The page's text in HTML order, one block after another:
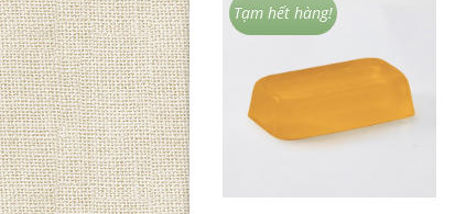
Tạm hết hàng!